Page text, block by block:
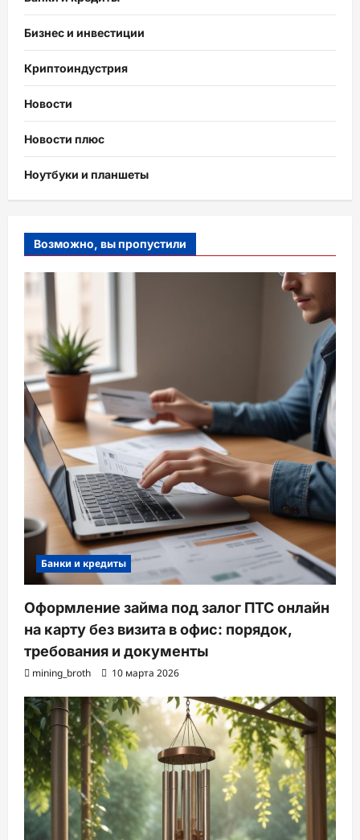
Бизнес и инвестиции
Криптоиндустрия
Новости
Новости плюс
Ноутбуки и планшеты
Возможно, вы пропустили
Банки и кредиты
Оформление займа под залог ПТС онлайн
на карту без визита в офис: порядок,
требования и документы
mining_broth 10 марта 2026